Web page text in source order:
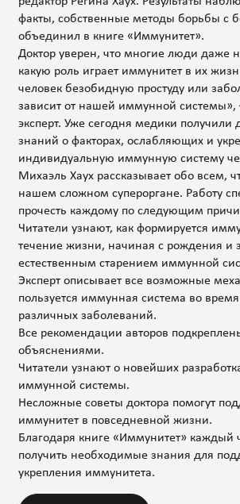
факты, собственные методы борьбы с
объединил в книге «Иммунитет».
Доктор уверен, что многие люди даже
какую роль играет иммунитет в их
человек безобидную простуду или
зависит от нашей иммунной системы»,
эксперт. Уже сегодня медики получили
знаний о факторах, ослабляющих и
индивидуальную иммунную систему
Михаэль Хаух рассказывает обо всем,
нашем сложном супероргане. Работу
прочесть каждому по следующим
Читатели узнают, как формируется
течение жизни, начиная с рождения и
естественным старением иммунной
Эксперт описывает все возможные
пользуется иммунная система во
различных заболеваний.
Все рекомендации авторов
объяснениями.
Читатели узнают о новейших
иммунной системы.
Несложные советы доктора помогут
иммунитет в повседневной жизни.
Благодаря книге «Иммунитет» каждый
получить необходимые знания для
укрепления иммунитета.